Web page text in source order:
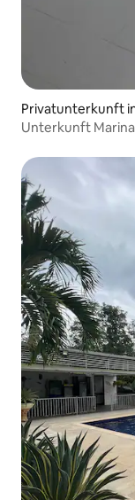
Privatunterkunft
Unterkunft